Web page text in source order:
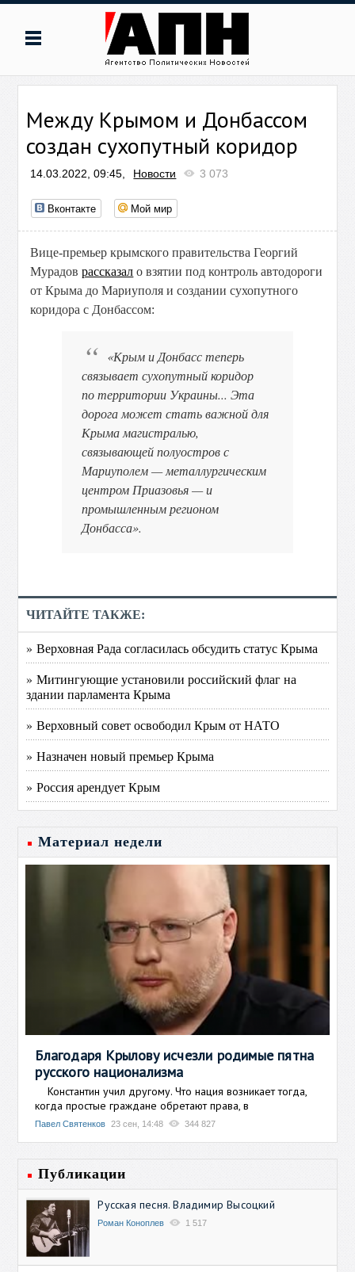
Между Крымом и Донбассом
создан сухопутный коридор
14.03.2022, 09:45, Новости 3 073
Вконтакте Мой мир
Вице-премьер крымского правительства Георгий
Мурадоврассказал о взятии под контроль автодороги
от Крыма до Мариуполя и создании сухопутного
коридора с Донбассом:
«Крым и Донбасс теперь
связывает сухопутный коридор
по территории Украины... Эта
дорога может стать важной для
Крыма магистралью,
связывающей полуостров с
Мариуполем — металлургическим
центром Приазовья — и
промышленным регионом
Донбасса».
ЧИТАЙТЕ ТАКЖЕ:
» Верховная Рада согласилась обсудить статус Крыма
» Митингующие установили российский флаг на
здании парламента Крыма
» Верховный совет освободил Крым от НАТО
» Назначен новый премьер Крыма
» Россия арендует Крым
Материал недели
Благодаря Крылову исчезли родимые пятна
русского национализма
Константин учил другому. Что нация возникает тогда,
когда простые граждане обретают права, в
Павел Святенков 23 сен, 14:48 344 827
Публикации
Русская песня. Владимир Высоцкий
Роман Коноплев 1 517